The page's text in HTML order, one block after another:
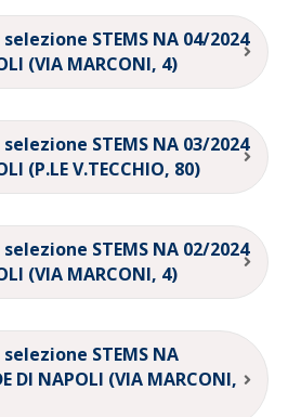
STEMS NA 04/2024
(VIA MARCONI, 4)
STEMS NA 03/2024
(P.LE V.TECCHIO, 80)
STEMS NA 02/2024
(VIA MARCONI, 4)
STEMS NA
DI NAPOLI (VIA MARCONI,